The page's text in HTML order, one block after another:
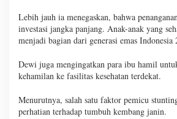
Lebih jauh ia menegaskan, bahwa
investasi jangka panjang. Anak-anak yang
menjadi bagian dari generasi emas Indonesia
Dewi juga mengingatkan para ibu hamil
kehamilan ke fasilitas kesehatan terdekat.
Menurutnya, salah satu faktor pemicu
perhatian terhadap tumbuh kembang janin.